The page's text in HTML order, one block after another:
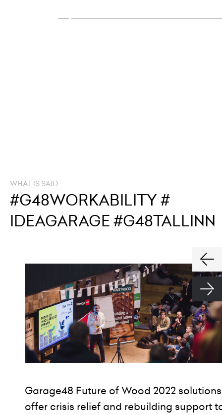
WHAT IS SAID
#G48WORKABILITY #
IDEAGARAGE #G48TALLINN
Garage48 Future of Wood 2022 solutions
offer crisis relief and rebuilding support